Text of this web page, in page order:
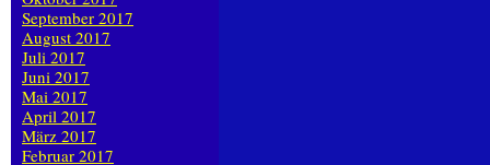
September 2017
August 2017
Juli 2017
Juni 2017
Mai 2017
April 2017
März 2017
Februar 2017